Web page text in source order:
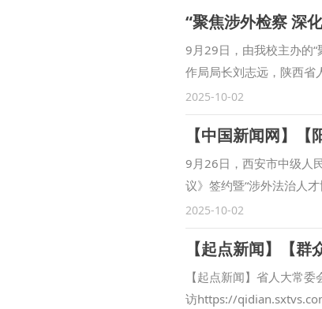
“聚焦涉外检察 深
9月29日，由我校主办的
作局局长刘志远，陕西省
安市长安区人民检察院副
范九利表示，涉外检察工
展合作领域、合作范围
训等方面开展了卓有成效
察司法研究中心”各项工
方面取得一定成果。下一
与检察实务专家的交流互
共同打造服务国家战略
大学始终心怀“国之大者
合完成中国—东盟检察总
2025-10-02
9月26日，西安市中级人
议》签约暨“涉外法治人
记、校长范九利出席会议
曼慧与西北政法大学副校
院党组书记、院长赵雷
沿，涉外司法审判工作
代课题，立足全国大局，
2025-10-02
【起点新闻】省人大常
访https://